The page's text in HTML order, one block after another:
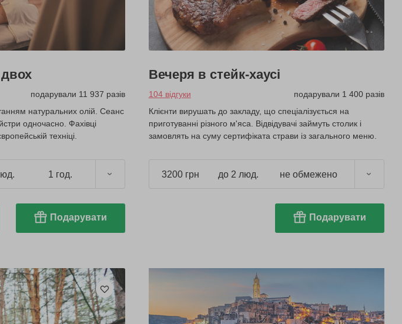
подарували 11 937 разів
натуральних олій. Сеанс
одночасно. Фахівці
техніці.
1 год.
Подарувати
Вечеря в стейк-хаусі
104 відгуки
подарували 1 400 разів
Клієнти вирушать до закладу, що спеціалізується на
приготуванні різного м'яса. Відвідувачі займуть столик і
замовлять на суму сертифіката страви із загального меню.
3200 грн до 2 люд. не обмежено
Подарувати